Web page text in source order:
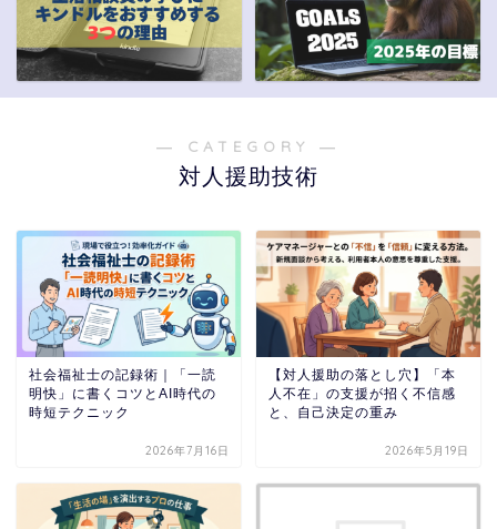
― CATEGORY ―
対人援助技術
社会福祉士の記録術｜「一読
明快」に書くコツとAI時代の
時短テクニック
2026年7月16日
【対人援助の落とし穴】「本
人不在」の支援が招く不信感
と、自己決定の重み
2026年5月19日